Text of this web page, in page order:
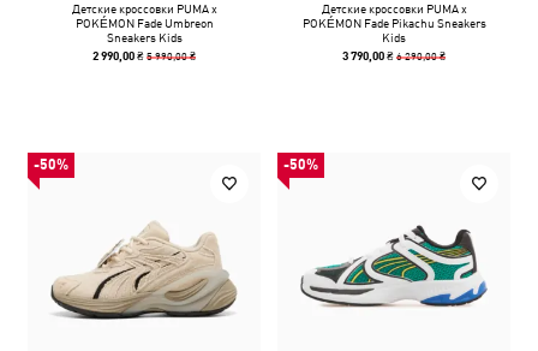
Детские кроссовки PUMA x
POKÉMON Fade Umbreon
Sneakers Kids
2 990,00 ₴5 990,00 ₴
Детские кроссовки PUMA x
POKÉMON Fade Pikachu Sneakers
Kids
3 790,00 ₴6 290,00 ₴
-50% -50%